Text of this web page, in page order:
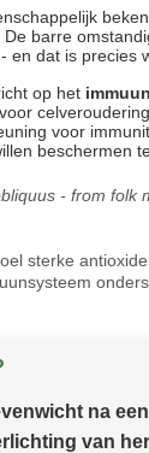
barre
dat is precies
op het
voor
beschermen
- from folk
sterke
na
van